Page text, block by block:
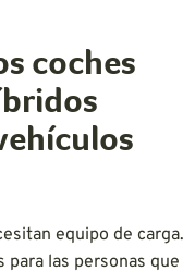
coches
equipo de carga.
para las personas que